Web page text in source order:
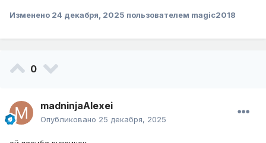
Изменено 24 декабря, 2025 пользователем magic2018
0
madninjaAlexei
Опубликовано 25 декабря, 2025